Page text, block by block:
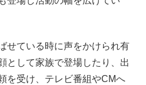
せている時に声をかけられ有
として家族で登場したり、出
を受け、テレビ番組やCMへ